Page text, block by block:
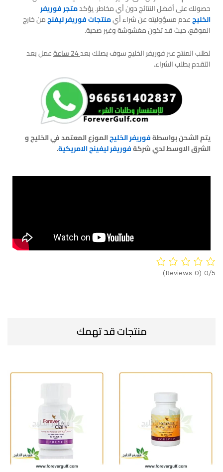
حصولك على أفضل النتائج دون أي مخاطر. يؤكدمتجر فوريفر
الخليجعدم مسؤوليته عن شراء أيمنتجات فوريفر ليفنجمن خارج
الموقع، حيث قد تكون مغشوشة وغير صحية.
لطلب المنتج عبر فوريفر الخليج سوف يصلك بعد24 ساعة
عمل بعد
التقدم بطلب الشراء.
يتم الشحن بواسطةفوريفر الخليجالموزع المعتمد في الخليج و
الشرق الاوسط لدي شركةفوريفر ليفينج الامريكية.
0/5
(0 Reviews)
منتجات قد تهمك